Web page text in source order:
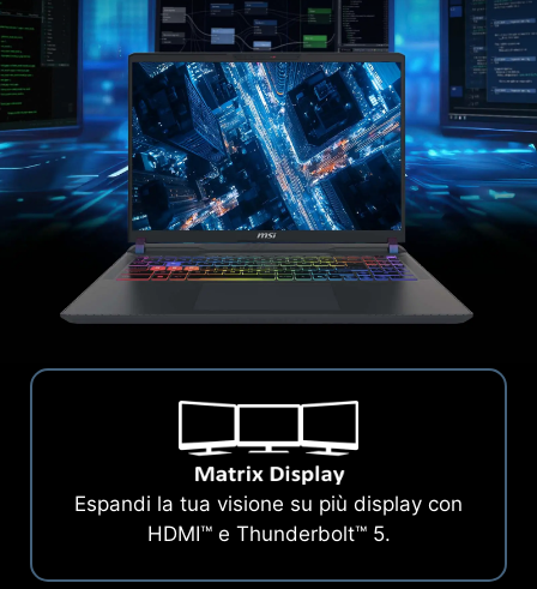
Espandi la tua visione su più display con
HDMI™ e Thunderbolt™ 5.